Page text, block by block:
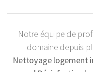
Notre équipe de
domaine depuis
Nettoyage logement